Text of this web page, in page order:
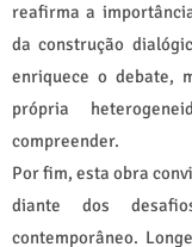
reafirma a
da construção
enriquece o debate,
própria
compreender.
Por fim, esta obra
diante dos
contemporâneo.